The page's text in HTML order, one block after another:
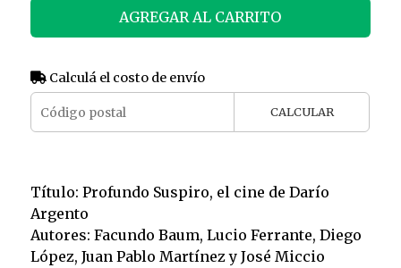
AGREGAR AL CARRITO
Calculá el costo de envío
CALCULAR
Título: Profundo Suspiro, el cine de Darío
Argento
Autores: Facundo Baum, Lucio Ferrante, Diego
López, Juan Pablo Martínez y José Miccio